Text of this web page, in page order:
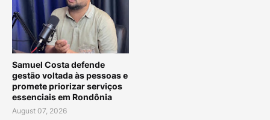
Samuel Costa defende
gestão voltada às pessoas e
promete priorizar serviços
essenciais em Rondônia
August 07, 2026